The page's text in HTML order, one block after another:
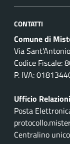
CONTATTI
Comune di
Via
Codice Fiscale:
P. IVA:
Ufficio
Posta
Centralino